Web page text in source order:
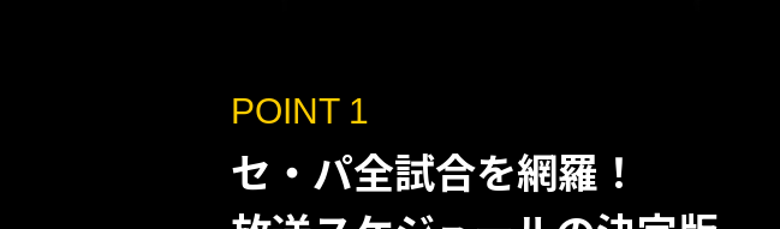
POINT 1
セ・パ全試合を網羅！